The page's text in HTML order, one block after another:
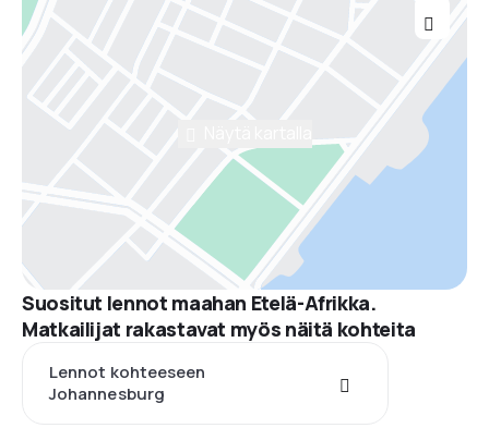
Suositut lennot maahan Etelä-Afrikka.
Matkailijat rakastavat myös näitä kohteita
Lennot kohteeseen
Johannesburg